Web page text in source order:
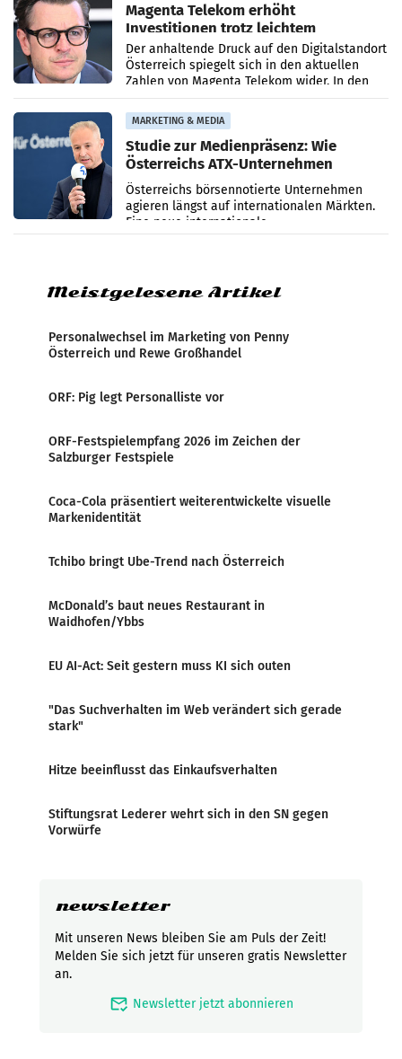
Magenta Telekom erhöht
Investitionen trotz leichtem
Umsatzrückgang
Der anhaltende Druck auf den Digitalstandort
Österreich spiegelt sich in den aktuellen
Zahlen von Magenta Telekom wider. In den
ersten sechs Monaten des laufenden Jahres
verzeichnete
MARKETING & MEDIA
Studie zur Medienpräsenz: Wie
Österreichs ATX-Unternehmen
international wahrgenommen
werden
Österreichs börsennotierte Unternehmen
agieren längst auf internationalen Märkten.
Eine neue internationale
Medienresonanzanalyse untersucht die
Meistgelesene Artikel
Personalwechsel im Marketing von Penny
Österreich und Rewe Großhandel
ORF: Pig legt Personalliste vor
ORF-Festspielempfang 2026 im Zeichen der
Salzburger Festspiele
Coca-Cola präsentiert weiterentwickelte visuelle
Markenidentität
Tchibo bringt Ube-Trend nach Österreich
McDonald’s baut neues Restaurant in
Waidhofen/Ybbs
EU AI-Act: Seit gestern muss KI sich outen
"Das Suchverhalten im Web verändert sich gerade
stark"
Hitze beeinflusst das Einkaufsverhalten
Stiftungsrat Lederer wehrt sich in den SN gegen
Vorwürfe
newsletter
Mit unseren News bleiben Sie am Puls der Zeit!
Melden Sie sich jetzt für unseren gratis Newsletter
an.
mark_email_read Newsletter jetzt abonnieren